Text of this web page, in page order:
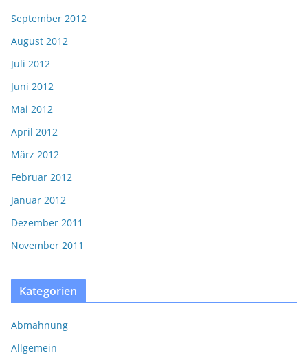
September 2012
August 2012
Juli 2012
Juni 2012
Mai 2012
April 2012
März 2012
Februar 2012
Januar 2012
Dezember 2011
November 2011
Kategorien
Abmahnung
Allgemein